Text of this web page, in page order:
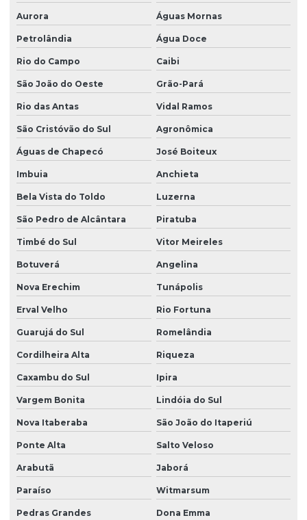
Aurora Águas Mornas
Petrolândia Água Doce
Rio do Campo Caibi
São João do Oeste Grão-Pará
Rio das Antas Vidal Ramos
São Cristóvão do Sul Agronômica
Águas de Chapecó José Boiteux
Imbuia Anchieta
Bela Vista do Toldo Luzerna
São Pedro de Alcântara Piratuba
Timbé do Sul Vitor Meireles
Botuverá Angelina
Nova Erechim Tunápolis
Erval Velho Rio Fortuna
Guarujá do Sul Romelândia
Cordilheira Alta Riqueza
Caxambu do Sul Ipira
Vargem Bonita Lindóia do Sul
Nova Itaberaba São João do Itaperiú
Ponte Alta Salto Veloso
Arabutã Jaborá
Paraíso Witmarsum
Pedras Grandes Dona Emma